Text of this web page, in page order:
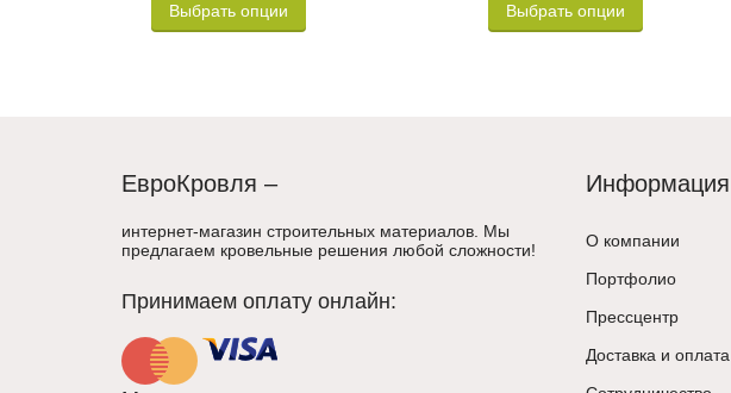
Выбрать опции Выбрать опции
ЕвроКровля –
интернет-магазин строительных материалов. Мы
предлагаем кровельные решения любой сложности!
Принимаем оплату онлайн:
Информация
О компании
Портфолио
Прессцентр
Доставка и оплата